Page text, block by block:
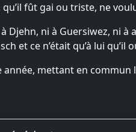
fût gai ou triste, ne
Djehn, ni à Guersiwez, ni
et ce n’était qu’à lui
année, mettant en